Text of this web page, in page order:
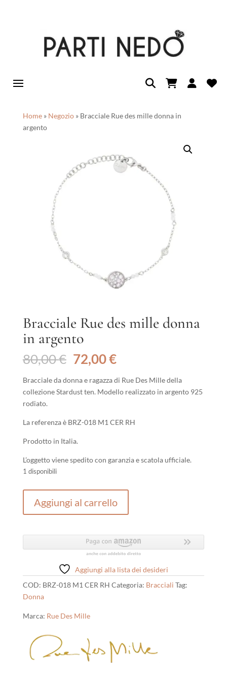
Home» Negozio» Bracciale Rue des mille donna in
argento
Bracciale Rue des mille donna
in argento
80,00€ Il
prezzo
originale
era:
72,00€Il
attuale
è:
Bracciale da donna e ragazza di Rue Des Mille della
collezione Stardust ten. Modello realizzato in argento 925
rodiato.
La referenza è BRZ-018 M1 CER RH
Prodotto in Italia.
L’oggetto viene spedito con garanzia e scatola ufficiale.
1 disponibili
Rue
quantità
Aggiungi al carrello
Aggiungi alla lista dei desideri
COD: BRZ-018 M1 CER RH Categoria: Bracciali Tag:
Donna
Marca: Rue Des Mille